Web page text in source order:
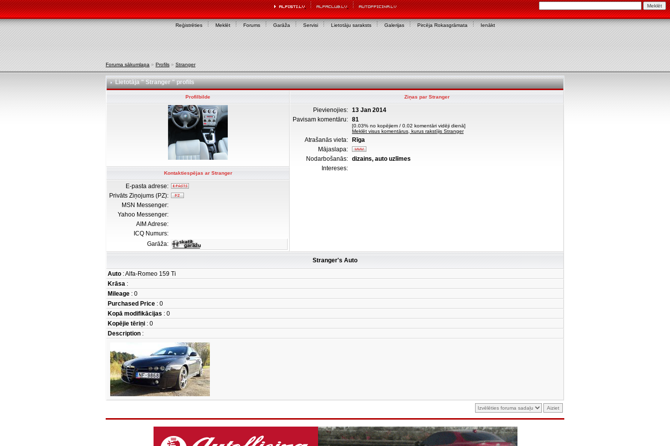
Reģistrēties Meklēt Forums Garāža Servisi Lietotāju saraksts Galerijas Pircēja Rokasgrāmata Ienākt
Foruma sākumlapa » Profils » Stranger
Lietotāja " Stranger " profils
Profilbilde Ziņas par Stranger
Pievienojies: 13 Jan 2014
Pavisam komentāru: 81
[0.03% no kopējiem / 0.02 komentāri vidēji dienā]
Meklēt visus komentārus, kurus rakstījis Stranger
Atrašanās vieta:
Rīga
Mājaslapa:
Nodarbošanās: dizains, auto uzlīmes
Intereses:
Kontaktiespējas ar Stranger
E-pasta adrese:
Privāts Ziņojums (PZ):
MSN Messenger:
Yahoo Messenger:
AIM Adrese:
ICQ Numurs:
Garāža:
Stranger's Auto
Auto : Alfa-Romeo 159 Ti
Krāsa :
Mileage : 0
Purchased Price : 0
Kopā modifikācijas : 0
Kopējie tēriņi : 0
Description :